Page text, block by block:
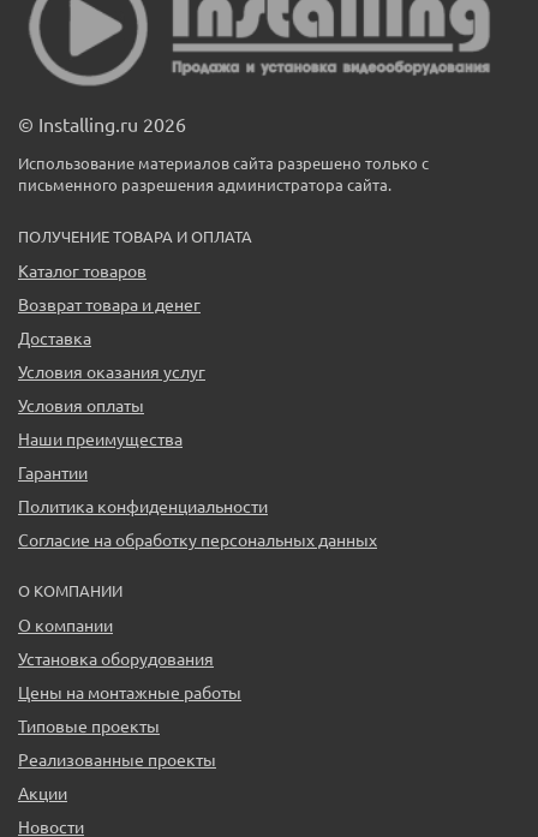
© Installing.ru 2026
Использование материалов сайта разрешено только с
письменного разрешения администратора сайта.
ПОЛУЧЕНИЕ ТОВАРА И ОПЛАТА
Каталог товаров
Возврат товара и денег
Доставка
Условия оказания услуг
Условия оплаты
Наши преимущества
Гарантии
Политика конфиденциальности
Согласие на обработку персональных данных
О КОМПАНИИ
О компании
Установка оборудования
Цены на монтажные работы
Типовые проекты
Реализованные проекты
Акции
Новости